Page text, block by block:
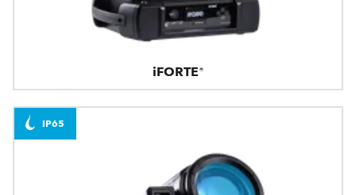
iFORTE®
IP65